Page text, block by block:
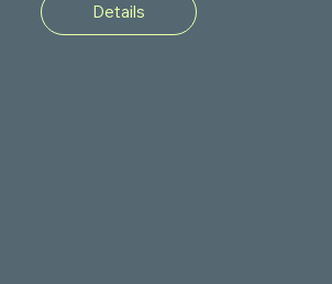
Details